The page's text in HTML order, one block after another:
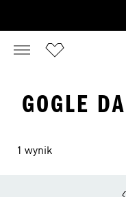
GOGLE
1 wynik